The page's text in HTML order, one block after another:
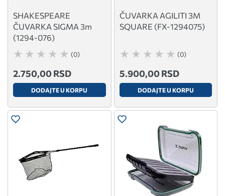
SHAKESPEARE
ČUVARKA SIGMA 3m
(1294-076)
(0)
2.750,00 RSD
DODAJTE U KORPU
ČUVARKA AGILITI 3M
SQUARE (FX-1294075)
(0)
5.900,00 RSD
DODAJTE U KORPU